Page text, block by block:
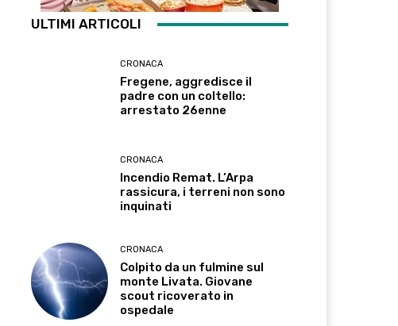
ULTIMI ARTICOLI
CRONACA
Fregene, aggredisce il
padre con un coltello:
arrestato 26enne
CRONACA
Incendio Remat. L’Arpa
rassicura, i terreni non sono
inquinati
CRONACA
Colpito da un fulmine sul
monte Livata. Giovane
scout ricoverato in
ospedale